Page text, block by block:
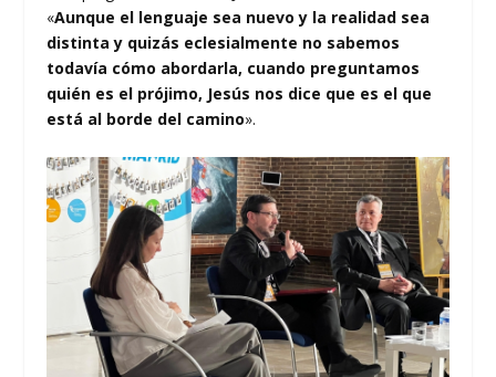
«Aunque el lenguaje sea nuevo y la realidad sea
distinta y quizás eclesialmente no sabemos
todavía cómo abordarla, cuando preguntamos
quién es el prójimo, Jesús nos dice que es el que
está al borde del camino».